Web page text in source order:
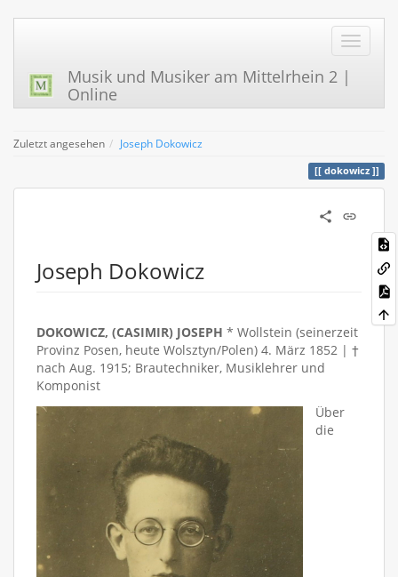
Musik und Musiker am Mittelrhein 2 |
Online
Zuletzt angesehen Joseph Dokowicz
dokowicz
Joseph Dokowicz
DOKOWICZ, (CASIMIR) JOSEPH * Wollstein (seinerzeit
Provinz Posen, heute Wolsztyn/Polen) 4. März 1852 | †
nach Aug. 1915; Brautechniker, Musiklehrer und
Komponist
Über
die